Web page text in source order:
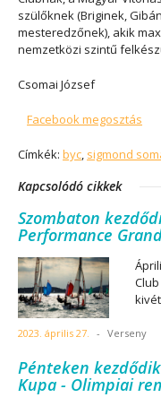
szülőknek (Briginek,
mesteredzőnek), akik
nemzetközi szintű
Csomai József
Facebook megosztás
Címkék: byc, sigmond
Kapcsolódó cikkek
Szombaton
Performance
2023. április 27. - Verseny
Pénteken
Kupa - Olimpiai